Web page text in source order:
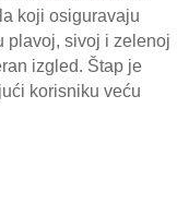
koji osiguravaju
plavoj, sivoj i zelenoj
izgled. Štap je
korisniku veću